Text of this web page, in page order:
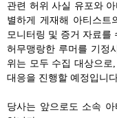
관련 허위 사실 유포와
별하게 게재해 아티스트
모니터링 및 증거 자료를
허무맹랑한 루머를 기정
위는 모두 수집 대상으로,
대응을 진행할 예정입니
당사는 앞으로도 소속